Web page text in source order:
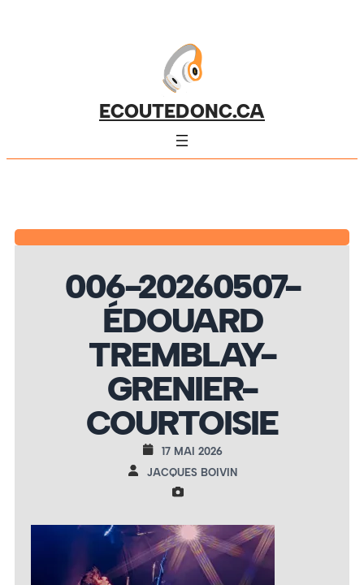
ECOUTEDONC.CA
006-20260507-
ÉDOUARD
TREMBLAY-
GRENIER-
COURTOISIE
17 MAI 2026
JACQUES BOIVIN